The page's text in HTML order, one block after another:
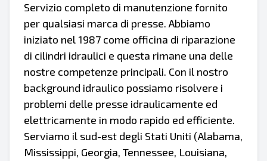
Servizio completo di manutenzione fornito
per qualsiasi marca di presse. Abbiamo
iniziato nel 1987 come officina di riparazione
di cilindri idraulici e questa rimane una delle
nostre competenze principali. Con il nostro
background idraulico possiamo risolvere i
problemi delle presse idraulicamente ed
elettricamente in modo rapido ed efficiente.
Serviamo il sud-est degli Stati Uniti (Alabama,
Mississippi, Georgia, Tennessee, Louisiana,